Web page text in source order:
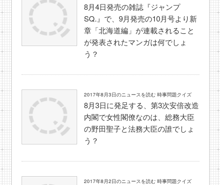
8月4日発売の雑誌『ジャンプ
SQ.』で、9月発売の10月号より新
章「北海道編」が連載されること
が発表されたマンガは何でしょ
う？
2017年8月3日のニュースを読む 時事問題クイズ
8月3日に発足する、第3次安倍改造
内閣で女性閣僚なのは、総務大臣
の野田聖子と法務大臣の誰でしょ
う？
2017年8月2日のニュースを読む 時事問題クイズ